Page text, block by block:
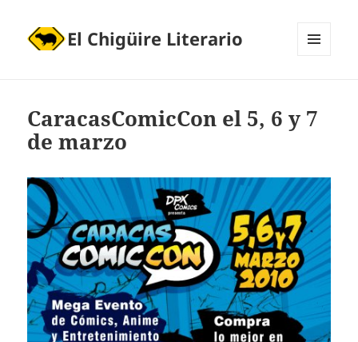
El Chigüire Literario
CaracasComicCon el 5, 6 y 7
de marzo